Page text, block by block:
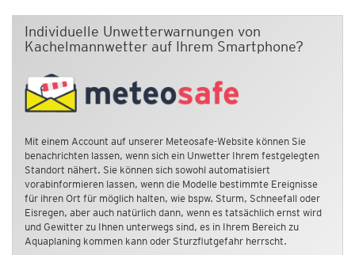
Individuelle Unwetterwarnungen von
Kachelmannwetter auf Ihrem Smartphone?
Mit einem Account auf unserer Meteosafe-Website können Sie
benachrichten lassen, wenn sich ein Unwetter Ihrem festgelegten
Standort nähert. Sie können sich sowohl automatisiert
vorabinformieren lassen, wenn die Modelle bestimmte Ereignisse
für ihren Ort für möglich halten, wie bspw. Sturm, Schneefall oder
Eisregen, aber auch natürlich dann, wenn es tatsächlich ernst wird
und Gewitter zu Ihnen unterwegs sind, es in Ihrem Bereich zu
Aquaplaning kommen kann oder Sturzflutgefahr herrscht.